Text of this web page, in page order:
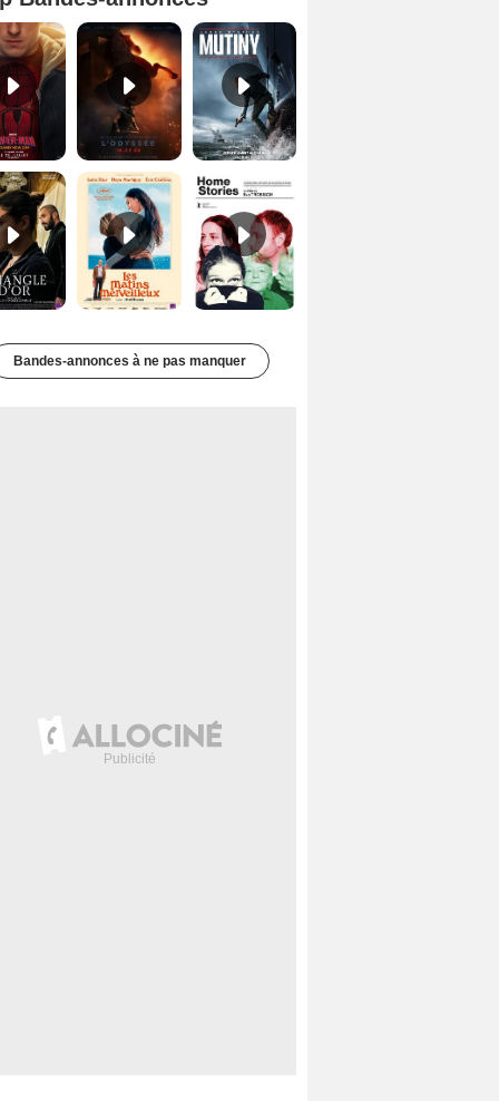
Spider-Man: Brand New Day Bande-annonce VO STFR L'Odyssée Bande-annonce VO STFR
Les Matins merveilleux Bande-annonce VF Home stories Bande-annonce VO STFR
Bandes-annonces à ne pas manquer